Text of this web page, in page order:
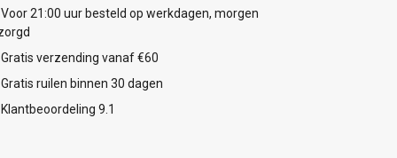
Voor 21:00 uur besteld op werkdagen, morgen
Gratis verzending vanaf €60
Gratis ruilen binnen 30 dagen
Klantbeoordeling 9.1